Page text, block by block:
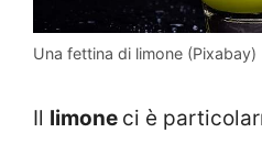
Una fettina di limone (Pixabay)
Il limone ci è